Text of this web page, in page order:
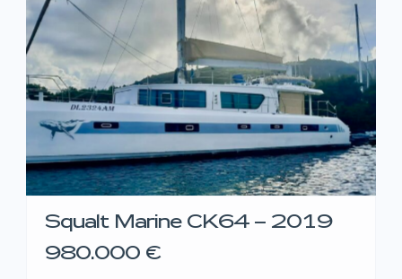
Squalt Marine CK64 – 2019
980.000 €